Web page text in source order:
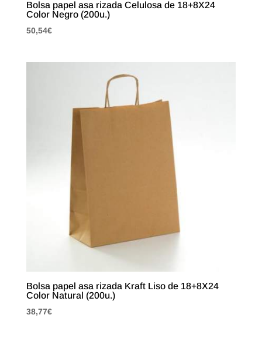
Bolsa papel asa rizada Celulosa de 18+8X24
Color Negro (200u.)
50,54€
Bolsa papel asa rizada Kraft Liso de 18+8X24
Color Natural (200u.)
38,77€